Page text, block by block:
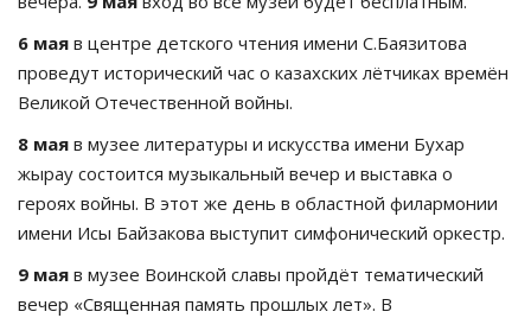
6 мая в центре детского чтения имени С.Баязитова
проведут исторический час о казахских лётчиках времён
Великой Отечественной войны.
8 мая в музее литературы и искусства имени Бухар
жырау состоится музыкальный вечер и выставка о
героях войны. В этот же день в областной филармонии
имени Исы Байзакова выступит симфонический оркестр.
9 мая в музее Воинской славы пройдёт тематический
вечер «Священная память прошлых лет». В